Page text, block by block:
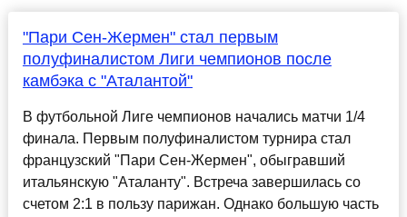
"Пари Сен-Жермен" стал первым
полуфиналистом Лиги чемпионов после
камбэка с "Аталантой"
В футбольной Лиге чемпионов начались матчи 1/4
финала. Первым полуфиналистом турнира стал
французский "Пари Сен-Жермен", обыгравший
итальянскую "Аталанту". Встреча завершилась со
счетом 2:1 в пользу парижан. Однако большую часть